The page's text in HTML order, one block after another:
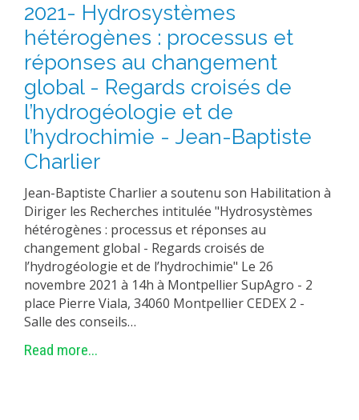
2021- Hydrosystèmes
hétérogènes : processus et
réponses au changement
global - Regards croisés de
l’hydrogéologie et de
l’hydrochimie - Jean-Baptiste
Charlier
Jean-Baptiste Charlier a soutenu son Habilitation à
Diriger les Recherches intitulée "Hydrosystèmes
hétérogènes : processus et réponses au
changement global - Regards croisés de
l’hydrogéologie et de l’hydrochimie" Le 26
novembre 2021 à 14h à Montpellier SupAgro - 2
place Pierre Viala, 34060 Montpellier CEDEX 2 -
Salle des conseils…
Read more...